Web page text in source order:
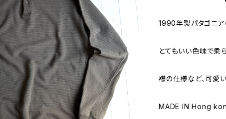
1990年製パタゴニ
とてもいい色味で柔
襟の仕様など、可愛い
MADE IN Hong